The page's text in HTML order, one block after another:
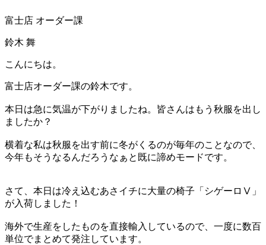
富士店 オーダー課
鈴木 舞
こんにちは。
富士店オーダー課の鈴木です。
本日は急に気温が下がりましたね。皆さんはもう秋服を出し
ましたか？
横着な私は秋服を出す前に冬がくるのが毎年のことなので、
今年もそうなるんだろうなぁと既に諦めモードです。
さて、本日は冷え込むあさイチに大量の椅子「シゲーロⅤ」
が入荷しました！
海外で生産をしたものを直接輸入しているので、一度に数百
単位でまとめて発注しています。